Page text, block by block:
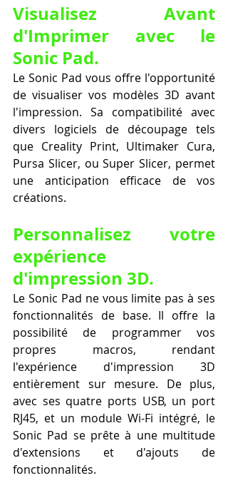
Visualisez Avant
d'Imprimer avec le
Sonic Pad.
Le Sonic Pad vous offre l'opportunité
de visualiser vos modèles 3D avant
l'impression. Sa compatibilité avec
divers logiciels de découpage tels
que Creality Print, Ultimaker Cura,
Pursa Slicer, ou Super Slicer, permet
une anticipation efficace de vos
créations.
Personnalisez votre
expérience
d'impression 3D.
Le Sonic Pad ne vous limite pas à ses
fonctionnalités de base. Il offre la
possibilité de programmer vos
propres macros, rendant
l'expérience d'impression 3D
entièrement sur mesure. De plus,
avec ses quatre ports USB, un port
RJ45, et un module Wi-Fi intégré, le
Sonic Pad se prête à une multitude
d'extensions et d'ajouts de
fonctionnalités.